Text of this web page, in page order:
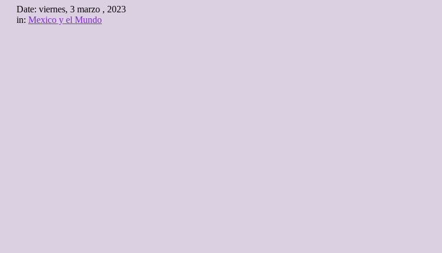
Date: viernes, 3 marzo , 2023
in: Mexico y el Mundo